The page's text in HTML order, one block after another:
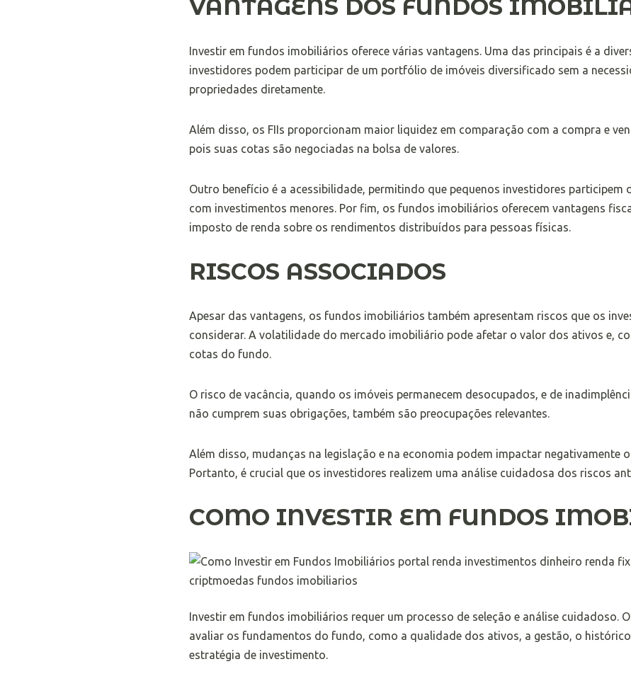
VANTAGENS DOS FUNDOS
Investir em fundos imobiliários oferece várias vantagens. Uma das principais é a
investidores podem participar de um portfólio de imóveis diversificado sem a
propriedades diretamente.
Além disso, os FIIs proporcionam maior liquidez em comparação com a compra e
pois suas cotas são negociadas na bolsa de valores.
Outro benefício é a acessibilidade, permitindo que pequenos investidores participem
com investimentos menores. Por fim, os fundos imobiliários oferecem vantagens
imposto de renda sobre os rendimentos distribuídos para pessoas físicas.
RISCOS ASSOCIADOS
Apesar das vantagens, os fundos imobiliários também apresentam riscos que os
considerar. A volatilidade do mercado imobiliário pode afetar o valor dos ativos e,
cotas do fundo.
O risco de vacância, quando os imóveis permanecem desocupados, e de
não cumprem suas obrigações, também são preocupações relevantes.
Além disso, mudanças na legislação e na economia podem impactar negativamente
Portanto, é crucial que os investidores realizem uma análise cuidadosa dos riscos
COMO INVESTIR EM FUNDOS
Investir em fundos imobiliários requer um processo de seleção e análise cuidadoso.
avaliar os fundamentos do fundo, como a qualidade dos ativos, a gestão, o
estratégia de investimento.